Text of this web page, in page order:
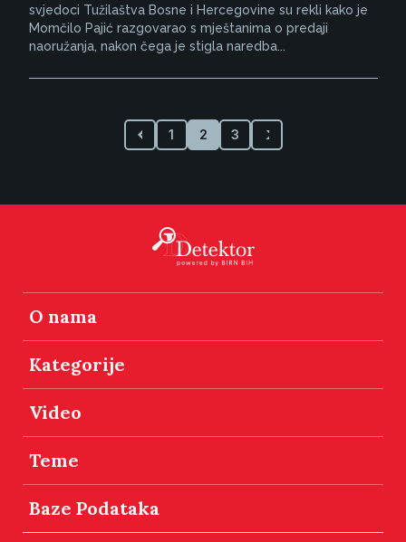
svjedoci Tužilaštva Bosne i Hercegovine su rekli kako je
Momčilo Pajić razgovarao s mještanima o predaji
naoružanja, nakon čega je stigla naredba...
1 2 3
O nama
Kategorije
Video
Teme
Baze Podataka